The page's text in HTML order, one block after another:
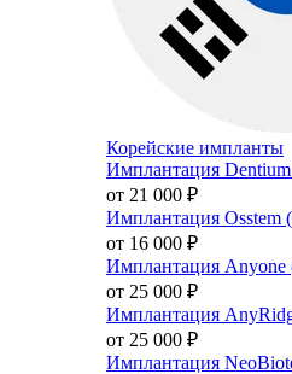
Корейские импланты
Имплантация
от 21 000 ₽
Имплантация Osstem
от 16 000 ₽
Имплантация
от 25 000 ₽
Имплантация
от 25 000 ₽
Имплантация